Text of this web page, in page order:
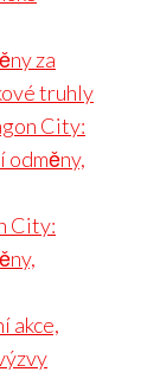
za
truhly
City:
odměny,
City:
akce,